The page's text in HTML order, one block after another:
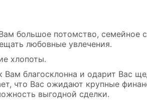
большое потомство, семейное
любовные увлечения.
хлопоты.
Вам благосклонна и одарит Вас
что Вас ожидают крупные
выгодной сделки.